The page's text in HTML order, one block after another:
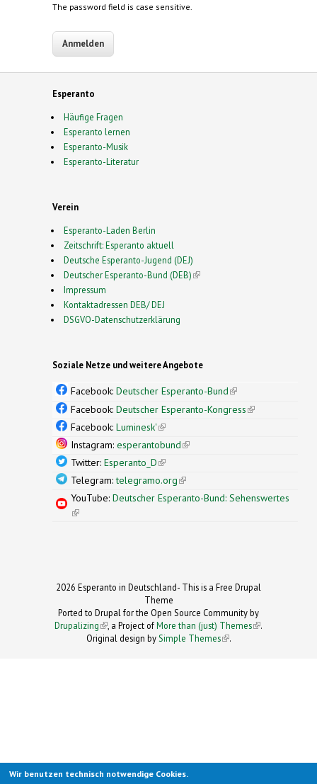
The password field is case sensitive.
Esperanto
Häufige Fragen
Esperanto lernen
Esperanto-Musik
Esperanto-Literatur
Verein
Esperanto-Laden Berlin
Zeitschrift: Esperanto aktuell
Deutsche Esperanto-Jugend (DEJ)
Deutscher Esperanto-Bund (DEB)(link is external)
Impressum
Kontaktadressen DEB/ DEJ
DSGVO-Datenschutzerklärung
Soziale Netze und weitere Angebote
Facebook: Deutscher Esperanto-Bund(link is
external)
Facebook: Deutscher Esperanto-Kongress(link is
Facebook: Luminesk'(link is external)
Instagram: esperantobund(link is external)
Twitter: Esperanto_D(link is external)
Telegram:telegramo.org(link is external)
YouTube: Deutscher Esperanto-Bund: Sehenswertes
(link is external)
2026 Esperanto in Deutschland- This is a Free Drupal
Theme
Ported to Drupal for the Open Source Community by
Drupalizing(link is external)
, a Project ofMore than (just) Themes (link is
.
Original design by Simple Themes
(link is
.
Wir benutzen technisch notwendige Cookies.